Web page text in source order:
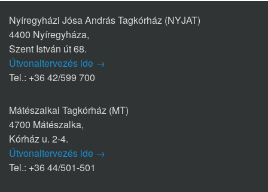
Nyíregyházi Jósa András Tagkórház (NYJAT)
4400 Nyíregyháza,
Szent István út 68.
Útvonaltervezés ide →
Tel.: +36 42/599 700
Mátészalkai Tagkórház (MT)
4700 Mátészalka,
Kórház u. 2-4.
Útvonaltervezés ide →
Tel.: +36 44/501-501